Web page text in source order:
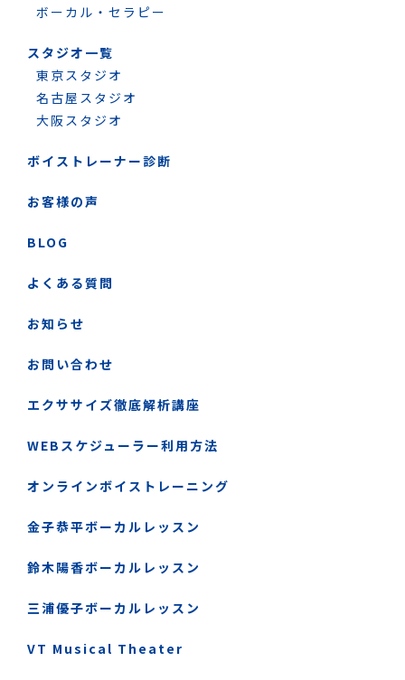
ボーカル・セラピー
スタジオ一覧
東京スタジオ
名古屋スタジオ
大阪スタジオ
ボイストレーナー診断
お客様の声
BLOG
よくある質問
お知らせ
お問い合わせ
エクササイズ徹底解析講座
WEBスケジューラー利用方法
オンラインボイストレーニング
金子恭平ボーカルレッスン
鈴木陽香ボーカルレッスン
三浦優子ボーカルレッスン
VT Musical Theater